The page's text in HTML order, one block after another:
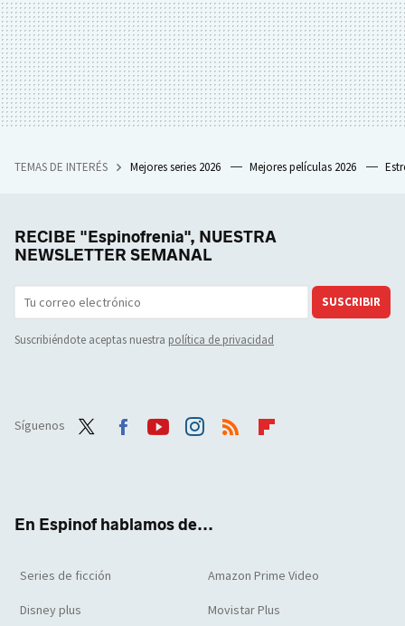
TEMAS DE INTERÉS Mejores series 2026 Mejores películas 2026
RECIBE "Espinofrenia", NUESTRA
NEWSLETTER SEMANAL
SUSCRIBIR
Suscribiéndote aceptas nuestra política de privacidad
Síguenos
En Espinof hablamos de...
Series de ficción Amazon Prime Video
Disney plus Movistar Plus